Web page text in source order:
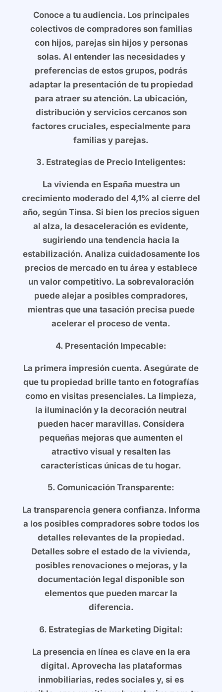
Conoce a tu audiencia. Los principales
colectivos de compradores son familias
con hijos, parejas sin hijos y personas
solas. Al entender las necesidades y
preferencias de estos grupos, podrás
adaptar la presentación de tu propiedad
para atraer su atención. La ubicación,
distribución y servicios cercanos son
factores cruciales, especialmente para
familias y parejas.
3. Estrategias de Precio Inteligentes:
La vivienda en España muestra un
crecimiento moderado del 4,1% al cierre del
año, según Tinsa. Si bien los precios siguen
al alza, la desaceleración es evidente,
sugiriendo una tendencia hacia la
estabilización. Analiza cuidadosamente los
precios de mercado en tu área y establece
un valor competitivo. La sobrevaloración
puede alejar a posibles compradores,
mientras que una tasación precisa puede
acelerar el proceso de venta.
4. Presentación Impecable:
La primera impresión cuenta. Asegúrate de
que tu propiedad brille tanto en fotografías
como en visitas presenciales. La limpieza,
la iluminación y la decoración neutral
pueden hacer maravillas. Considera
pequeñas mejoras que aumenten el
atractivo visual y resalten las
características únicas de tu hogar.
5. Comunicación Transparente:
La transparencia genera confianza. Informa
a los posibles compradores sobre todos los
detalles relevantes de la propiedad.
Detalles sobre el estado de la vivienda,
posibles renovaciones o mejoras, y la
documentación legal disponible son
elementos que pueden marcar la
diferencia.
6. Estrategias de Marketing Digital:
La presencia en línea es clave en la era
digital. Aprovecha las plataformas
inmobiliarias, redes sociales y, si es